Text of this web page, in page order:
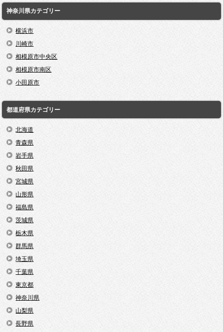
神奈川県カテゴリー
横浜市
川崎市
相模原市中央区
相模原市南区
小田原市
都道府県カテゴリー
北海道
青森県
岩手県
秋田県
宮城県
山形県
福島県
茨城県
栃木県
群馬県
埼玉県
千葉県
東京都
神奈川県
山梨県
長野県